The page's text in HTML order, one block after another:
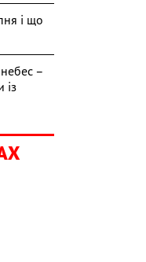
і що
–
із